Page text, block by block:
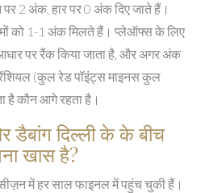
पर 2 अंक, हार पर 0 अंक दिए जाते हैं।
को 1-1 अंक मिलते हैं। प्लेऑफ्स के लिए
पर रैंक किया जाता है, और अगर अंक
(कुल रेड पॉइंट्स माइनस कुल
है कौन आगे रहता है।
डैबांग दिल्ली के के बीच
खास है?
सीज़न में हर साल फाइनल में पहुंच चुकी हैं।